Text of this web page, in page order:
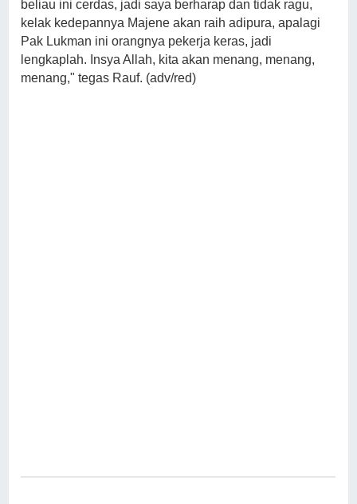
beliau ini cerdas, jadi saya berharap dan tidak ragu,
kelak kedepannya Majene akan raih adipura, apalagi
Pak Lukman ini orangnya pekerja keras, jadi
lengkaplah. Insya Allah, kita akan menang, menang,
menang," tegas Rauf. (adv/red)